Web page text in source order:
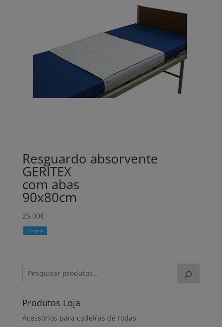
Resguardo absorvente
GERITEX
com abas
90x80cm
25,00€
Comprar
Produtos Loja
Acessórios para cadeiras de rodas